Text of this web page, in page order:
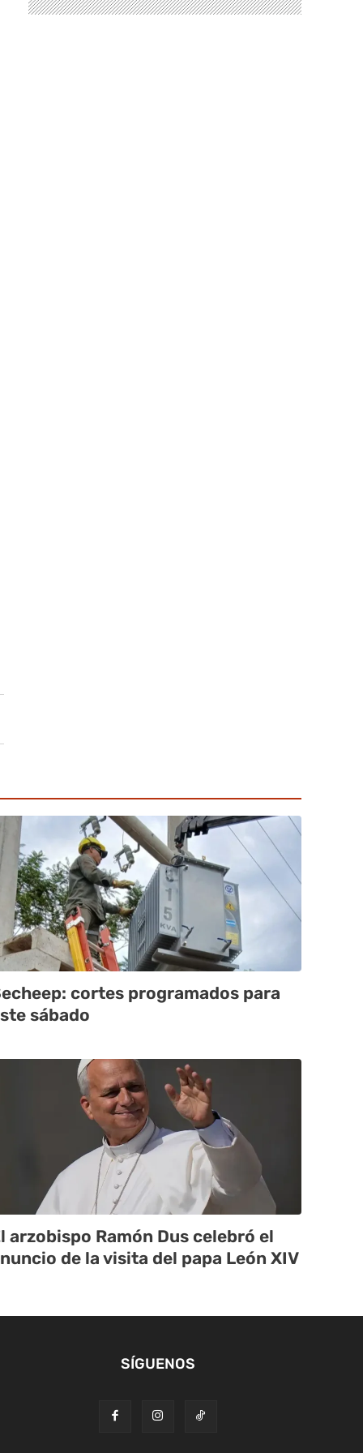
cortes programados para
sábado
arzobispo Ramón Dus celebró el
de la visita del papa León XIV
SÍGUENOS